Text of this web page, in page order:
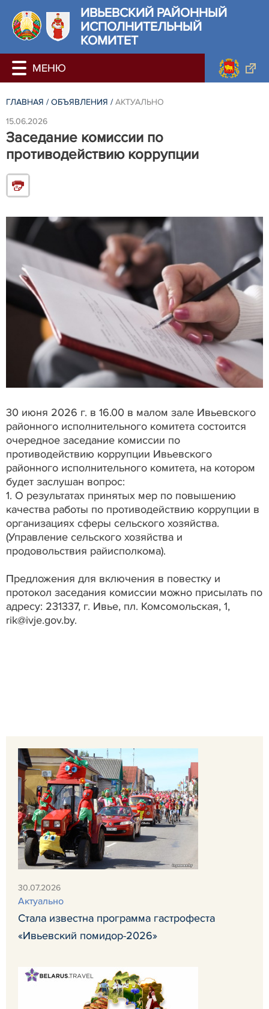
ИВЬЕВСКИЙ РАЙОННЫЙ
ИСПОЛНИТЕЛЬНЫЙ
КОМИТЕТ
ГЛАВНАЯ / ОБЪЯВЛЕНИЯ / АКТУАЛЬНО
15.06.2026
Заседание комиссии по
противодействию коррупции
30 июня 2026 г. в 16.00 в малом зале Ивьевского
районного исполнительного комитета состоится
очередное заседание комиссии по
противодействию коррупции Ивьевского
районного исполнительного комитета, на котором
будет заслушан вопрос:
1. О результатах принятых мер по повышению
качества работы по противодействию коррупции в
организациях сферы сельского хозяйства.
(Управление сельского хозяйства и
продовольствия райисполкома).
Предложения для включения в повестку и
протокол заседания комиссии можно присылать по
адресу: 231337, г. Ивье, пл. Комсомольская, 1,
rik@ivje.gov.by.
30.07.2026
Актуально
Стала известна программа гастрофеста
«Ивьевский помидор-2026»